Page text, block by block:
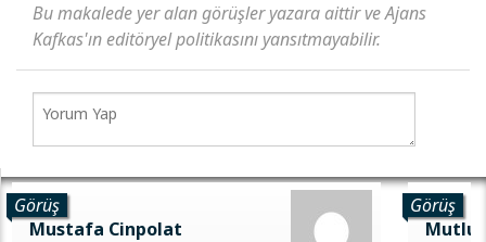
Bu makalede yer alan görüşler yazara aittir ve Ajans
Kafkas'ın editöryel politikasını yansıtmayabilir.
Görüş
Mustafa Cinpolat
Görüş
Mutlu